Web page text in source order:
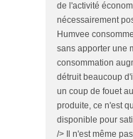
de l'activité
nécessairement
Humvee
sans apporter une
consommation
détruit beaucoup
un coup de fouet
produite, ce n'est
disponible pour
/> Il n'est même